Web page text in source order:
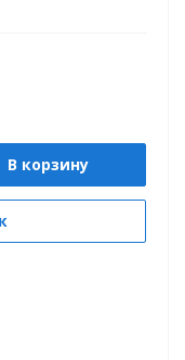
В корзину